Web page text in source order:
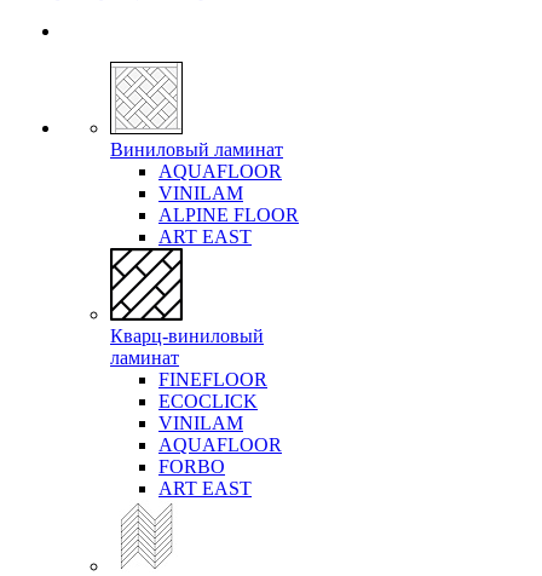
Виниловый ламинат
AQUAFLOOR
VINILAM
ALPINE FLOOR
ART EAST
Кварц-виниловый
ламинат
FINEFLOOR
ECOCLICK
VINILAM
AQUAFLOOR
FORBO
ART EAST